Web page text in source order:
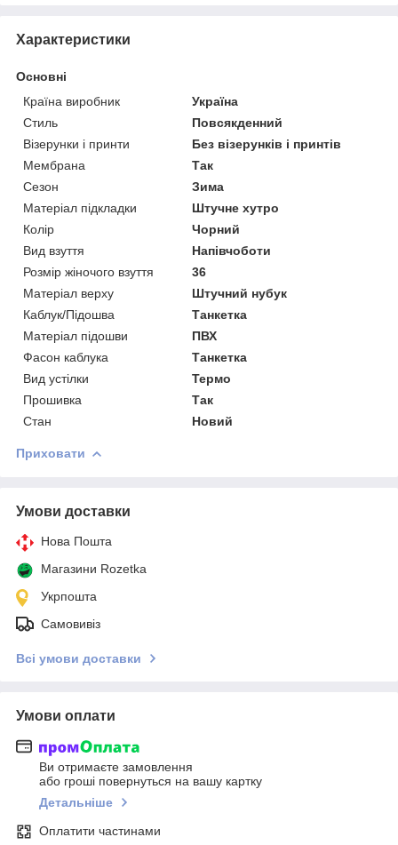
Характеристики
Основні
Країна виробник
Україна
Стиль
Повсякденний
Візерунки і принти
Без візерунків і принтів
Мембрана
Так
Сезон
Зима
Матеріал підкладки
Штучне хутро
Колір
Чорний
Вид взуття
Напівчоботи
Розмір жіночого взуття
36
Матеріал верху
Штучний нубук
Каблук/Підошва
Танкетка
Матеріал підошви
ПВХ
Фасон каблука
Танкетка
Вид устілки
Термо
Прошивка
Так
Стан
Новий
Приховати
Умови доставки
Нова Пошта
Магазини Rozetka
Укрпошта
Самовивіз
Всі умови доставки
Умови оплати
Ви отримаєте замовлення
або гроші повернуться на вашу картку
Детальніше
Оплатити частинами